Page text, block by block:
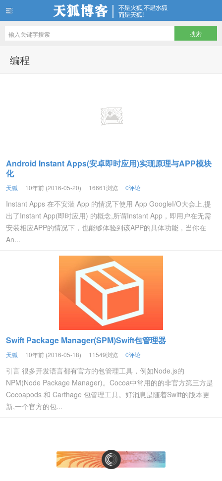
编程
Android Instant Apps(安卓即时应用)实现原理与APP模块
化
天狐 10年前 (2016-05-20) 16661浏览 0评论
Instant Apps 在不安装 App 的情况下使用 App GoogleI/O大会上,提
出了Instant App(即时应用) 的概念,所谓Instant App，即用户在无需
安装相应APP的情况下，也能够体验到该APP的具体功能，当你在
An...
Swift Package Manager(SPM)Swift包管理器
天狐 10年前 (2016-05-18) 11549浏览 0评论
引言 很多开发语言都有官方的包管理工具，例如Node.js的
NPM(Node Package Manager)。Cocoa中常用的的非官方第三方是
Cocoapods 和 Carthage 包管理工具。好消息是随着Swift的版本更
新,一个官方的包...